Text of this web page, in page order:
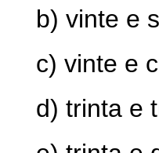
b) vinte e
c) vinte e
d) trinta e